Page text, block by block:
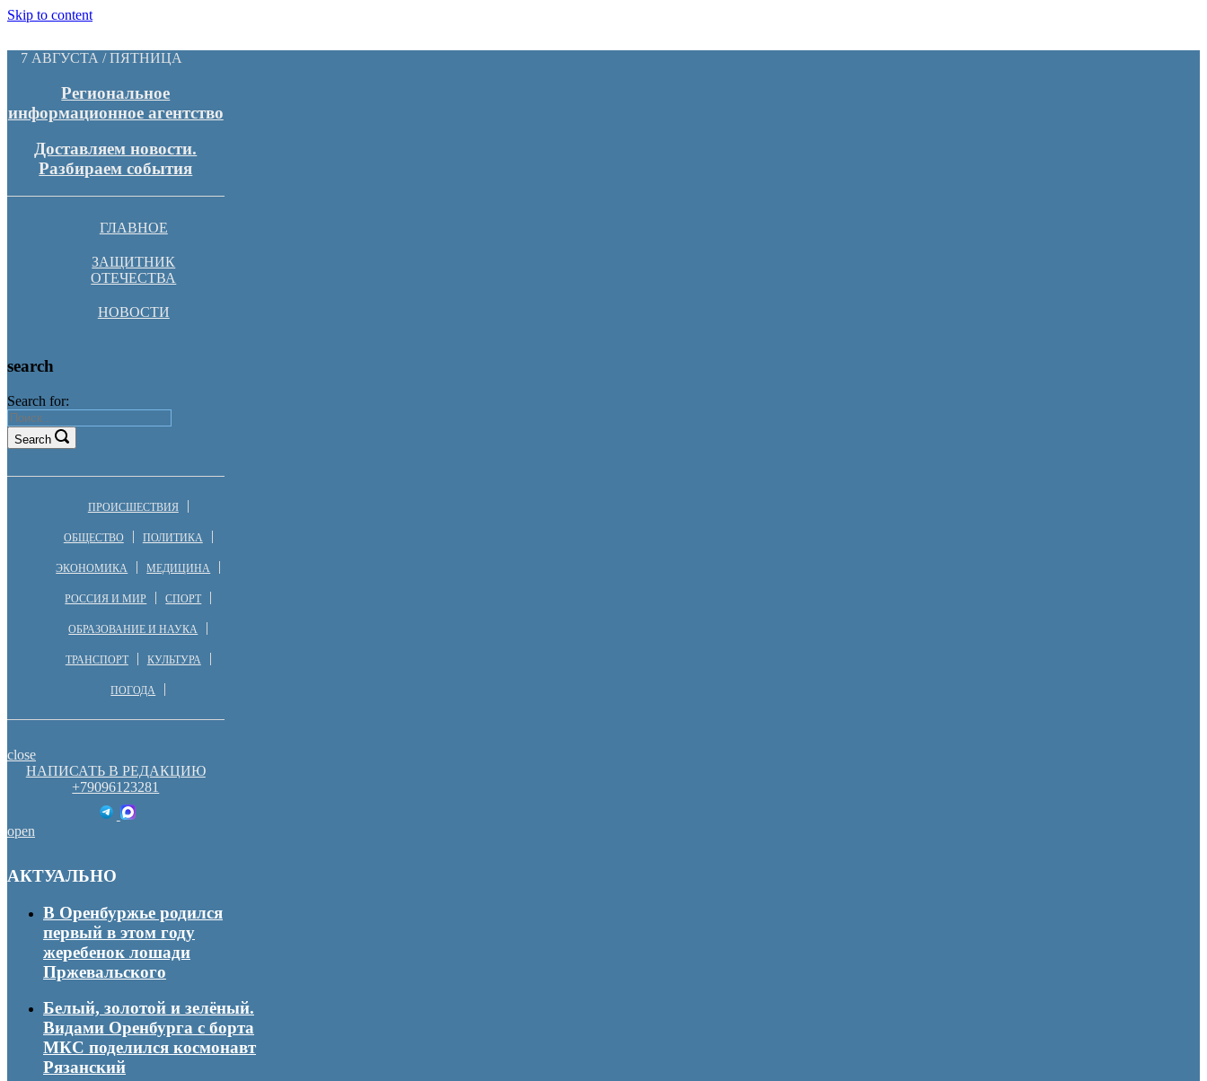
Skip to content
7 АВГУСТА / ПЯТНИЦА
Региональное
информационное агентство
Доставляем новости.
Разбираем события
ГЛАВНОЕ
ЗАЩИТНИК
ОТЕЧЕСТВА
НОВОСТИ
search
Search for:
Search
ПРОИСШЕСТВИЯ
ОБЩЕСТВО ПОЛИТИКА
ЭКОНОМИКА МЕДИЦИНА
РОССИЯ И МИР СПОРТ
ОБРАЗОВАНИЕ И НАУКА
ТРАНСПОРТ КУЛЬТУРА
ПОГОДА
close
НАПИСАТЬ В РЕДАКЦИЮ
+79096123281
open
АКТУАЛЬНО
В Оренбуржье родился
первый в этом году
жеребенок лошади
Пржевальского
Белый, золотой и зелёный.
Видами Оренбурга с борта
МКС поделился космонавт
Рязанский